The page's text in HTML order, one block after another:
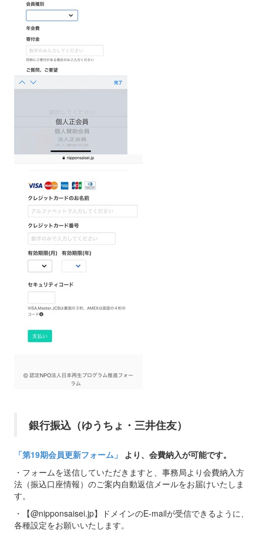
銀行振込（ゆうちょ・三井住友）
「第19期会員更新フォーム」 より、会費納入が可能です。
・フォームを送信していただきますと、事務局より会費納入方
法（振込口座情報）のご案内自動返信メールをお届けいたしま
す。
・【@nipponsaisei.jp】ドメインのE-mailが受信できるように、
各種設定をお願いいたします。